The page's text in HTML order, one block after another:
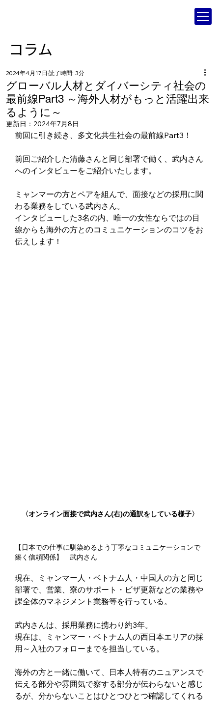
コラム
グローバル人材とダイバーシティ社会の
最前線Part3 ～海外人材がもっと活躍出来
るように～
2024年4月17日 読了時間: 3分
更新日： 2024年7月8日
前回に引き続き、多文化共生社会の最前線Part3！
前回ご紹介した清藤さんと同じ部署で働く、武内さん
へのインタビューをご紹介いたします。
ミャンマーの方とペアを組んで、面接などの採用に関
わる業務をしている武内さん。
インタビューした3名の内、唯一の女性ならではの目
線からも海外の方とのコミュニケーションのコツをお
伝えします！
〈オンライン面接で武内さん(右)の通訳をしている様子〉
【日本での仕事に馴染めるよう丁寧なコミュニケーションで
築く信頼関係】　武内さん
現在、ミャンマー人・ベトナム人・中国人の方と同じ
部署で、営業、寮のサポート・ビザ更新などの業務や
課全体のマネジメント業務等を行っている。
武内さんは、採用業務に携わり約3年。
現在は、ミャンマー・ベトナム人の西日本エリアの採
用～入社のフォローまでを担当している。
海外の方と一緒に働いて、日本人特有のニュアンスで
伝える部分や雰囲気で察する部分が伝わらないと感じ
るが、分からないことはひとつひとつ確認してくれる